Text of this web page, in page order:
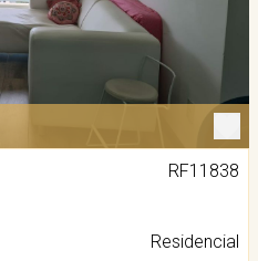
RF11838
Residencial